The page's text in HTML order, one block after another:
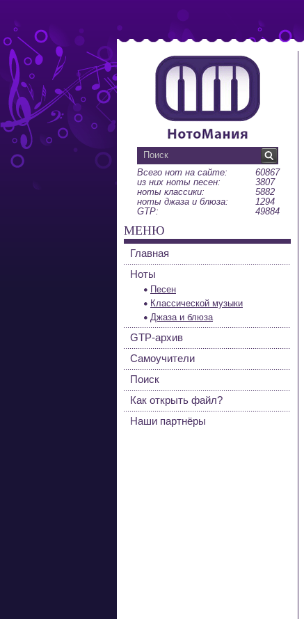
Всего нот на сайте:
60867
из них ноты песен:
3807
ноты классики:
5882
ноты джаза и блюза:
1294
GTP:
49884
МЕНЮ
Главная
Ноты
Песен
Классической музыки
Джаза и блюза
GTP-архив
Самоучители
Поиск
Как открыть файл?
Наши партнёры